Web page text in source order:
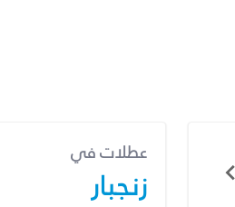
عطلات في
زنجبار